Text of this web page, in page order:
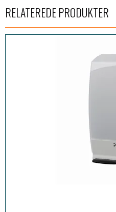
RELATEREDE PRODUKTER